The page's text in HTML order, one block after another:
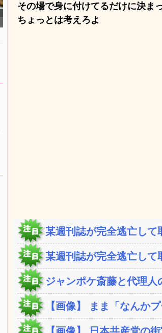
その場で身に付けてるだけに決ま
ちょっとは考えろよ
某週刊誌が完全逃亡し
某週刊誌が完全逃亡し
ジャンポケ斎藤と代理
【画像】 まま「なんか
【画像】 日本共産党の